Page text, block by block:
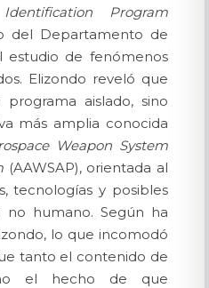
Program
del Departamento de
estudio de fenómenos
Elizondo reveló que
aislado, sino
más amplia conocida
Weapon System
(AAWSAP), orientada al
tecnologías y posibles
no humano. Según ha
lo que incomodó
tanto el contenido de
el hecho de que